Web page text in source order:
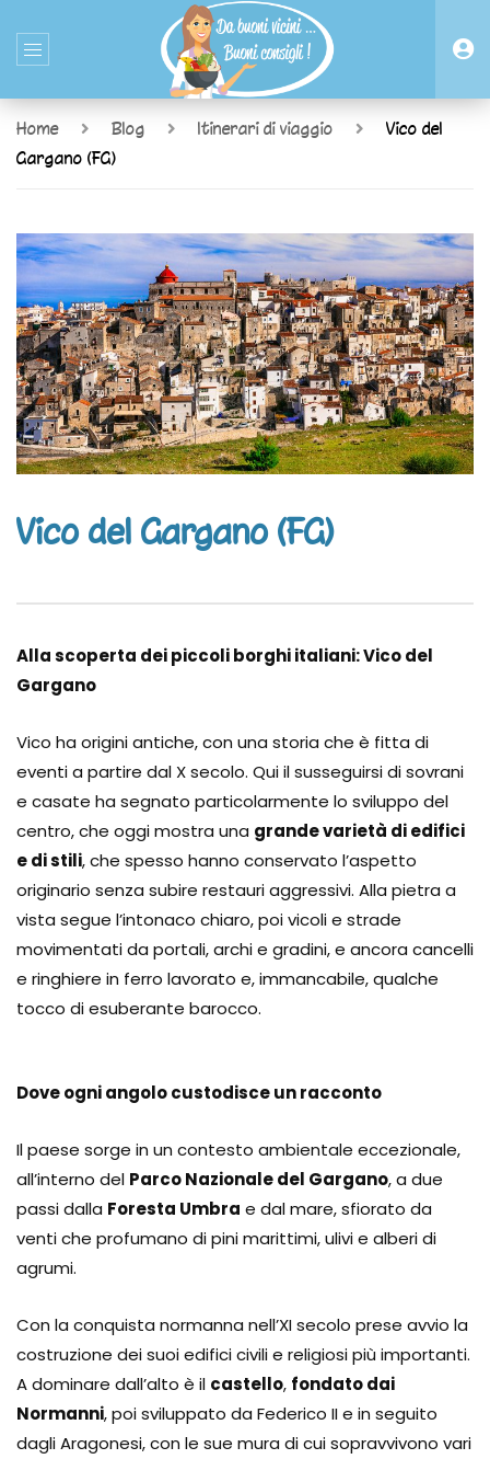
Home Blog Itinerari di viaggio
Vico del
Gargano (FG)
Vico del Gargano (FG)
Alla scoperta dei piccoli borghi italiani:Vico del
Gargano
Vico ha origini antiche, con una storia che è fitta di
eventi a partire dal X secolo. Qui il susseguirsi di sovrani
e casate ha segnato particolarmente lo sviluppo del
centro, che oggi mostra una grande varietà di edifici
e di stili, che spesso hanno conservato l’aspetto
originario senza subire restauri aggressivi. Alla pietra a
vista segue l’intonaco chiaro, poi vicoli e strade
movimentati da portali, archi e gradini, e ancora cancelli
e ringhiere in ferro lavorato e, immancabile, qualche
tocco di esuberante barocco.
Dove ogni angolo custodisce un racconto
Il paese sorge in un contesto ambientale eccezionale,
all’interno del Parco Nazionale del Gargano, a due
passi dalla Foresta Umbra e dal mare, sfiorato da
venti che profumano di pini marittimi, ulivi e alberi di
agrumi.
Con la conquista normanna nell’XI secolo prese avvio la
costruzione dei suoi edifici civili e religiosi più importanti.
A dominare dall’alto è il castello, fondato dai
Normanni, poi sviluppato da Federico II e in seguito
dagli Aragonesi, con le sue mura di cui sopravvivono vari